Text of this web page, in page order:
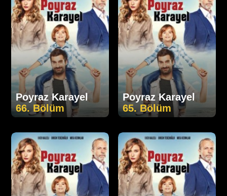
Poyraz Karayel
66. Bölüm
Poyraz Karayel
65. Bölüm